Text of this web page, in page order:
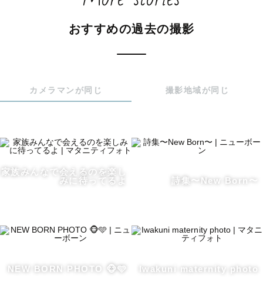
✽ バチっと決まった写真も、自然体な写真も残します◎
大学では福祉を学び、独学で保育士資格を取得しました。
撮られるのが苦手な方も、つられてうっかり笑顔になって
しまうような楽しい撮影を心がけています。
おすまし顔やクールな顔、照れた表情や泣き顔などいろん
【撮影について📸】
「撮られるのは苦手」「うまく笑えるかな・・」「いい写
おすすめの過去の撮影
カメラマンが同じ 撮影地域が同じ
家族みんなで会えるのを楽し
みに待ってるよ
詩集〜New Born〜
NEW BORN PHOTO 🐵🩵 Iwakuni maternity photo